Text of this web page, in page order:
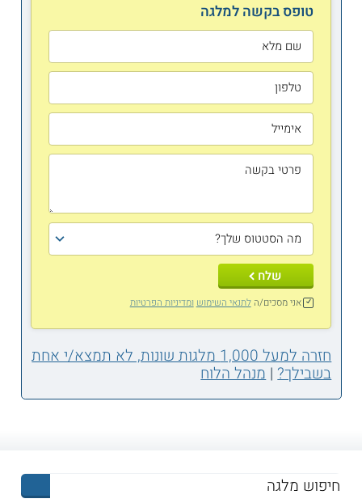
טופס בקשה למלגה
שלח
אני מסכים/הלתנאי השימוש ומדיניות הפרטיות
חזרה למעל 1,000 מלגות שונות, לא תמצא/י אחת
בשבילך?|מנהל הלוח